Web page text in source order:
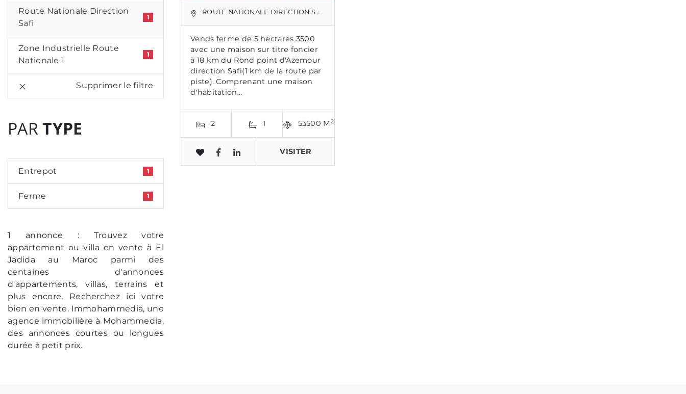
Route Nationale Direction
Safi
1
Zone Industrielle Route
Nationale 1
1
Supprimer le filtre
PARTYPE
Entrepot 1
Ferme 1
1 annonce : Trouvez votre
appartement ou villa en vente à El
Jadida au Maroc parmi des
centaines d'annonces
d'appartements, villas, terrains et
plus encore. Recherchez ici votre
bien en vente. Immohammedia, une
agence immobilière à Mohammedia,
des annonces courtes ou longues
durée à petit prix.
ROUTE NATIONALE DIRECTION SAFI - EL JADIDA
Vends ferme de 5 hectares 3500
avec une maison sur titre foncier
à 18 km du Rond point d'Azemour
direction Safi(1 km de la route par
piste). Comprenant une maison
d'habitation...
2 1 53500 M2
VISITER